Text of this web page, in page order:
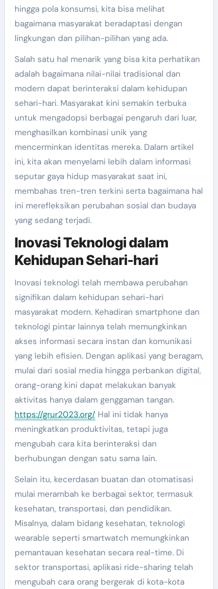
hingga pola konsumsi, kita bisa melihat
bagaimana masyarakat beradaptasi dengan
lingkungan dan pilihan-pilihan yang ada.
Salah satu hal menarik yang bisa kita perhatikan
adalah bagaimana nilai-nilai tradisional dan
modern dapat berinteraksi dalam kehidupan
sehari-hari. Masyarakat kini semakin terbuka
untuk mengadopsi berbagai pengaruh dari luar,
menghasilkan kombinasi unik yang
mencerminkan identitas mereka. Dalam artikel
ini, kita akan menyelami lebih dalam informasi
seputar gaya hidup masyarakat saat ini,
membahas tren-tren terkini serta bagaimana hal
ini merefleksikan perubahan sosial dan budaya
yang sedang terjadi.
Inovasi Teknologi dalam
Kehidupan Sehari-hari
Inovasi teknologi telah membawa perubahan
signifikan dalam kehidupan sehari-hari
masyarakat modern. Kehadiran smartphone dan
teknologi pintar lainnya telah memungkinkan
akses informasi secara instan dan komunikasi
yang lebih efisien. Dengan aplikasi yang beragam,
mulai dari sosial media hingga perbankan digital,
orang-orang kini dapat melakukan banyak
aktivitas hanya dalam genggaman tangan.
https://grur2023.org/ Hal ini tidak hanya
meningkatkan produktivitas, tetapi juga
mengubah cara kita berinteraksi dan
berhubungan dengan satu sama lain.
Selain itu, kecerdasan buatan dan otomatisasi
mulai merambah ke berbagai sektor, termasuk
kesehatan, transportasi, dan pendidikan.
Misalnya, dalam bidang kesehatan, teknologi
wearable seperti smartwatch memungkinkan
pemantauan kesehatan secara real-time. Di
sektor transportasi, aplikasi ride-sharing telah
mengubah cara orang bergerak di kota-kota